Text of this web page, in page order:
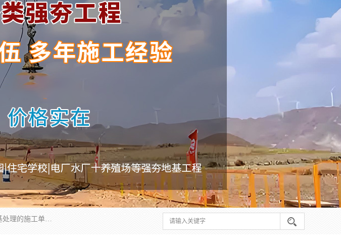
湖南业峻强夯基础工程有限公司是一家专业从事湖南强夯基础工程、强夯机租赁，地基处理的施工单位。业务覆盖：湖南、广东，江西等地。可承接1000KN.m-25000KN.m强夯（置换）工程。公司创始人是国内较早期从事强夯施工的建设者，经过多年的一步一个脚印的发展，在行业内具有较高的度和良好的口碑。